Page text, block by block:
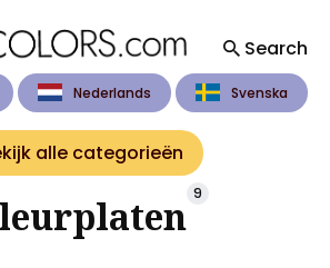
Search
Nederlands Svenska
alle categorieën
9